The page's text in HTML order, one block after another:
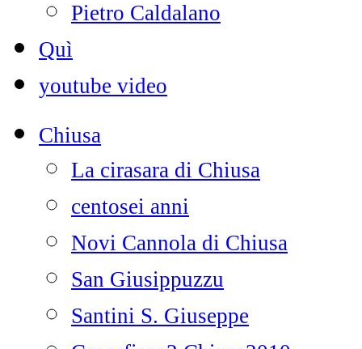
Pietro Caldalano
Quì
youtube video
Chiusa
La cirasara di Chiusa
centosei anni
Novi Cannola di Chiusa
San Giusippuzzu
Santini S. Giuseppe